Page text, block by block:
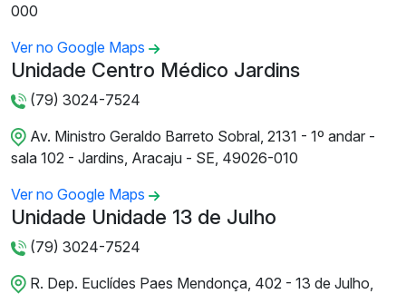
000
Ver no Google Maps
Unidade Centro Médico Jardins
(79) 3024-7524
Av. Ministro Geraldo Barreto Sobral, 2131 - 1º andar -
sala 102 - Jardins, Aracaju - SE, 49026-010
Ver no Google Maps
Unidade Unidade 13 de Julho
(79) 3024-7524
R. Dep. Euclídes Paes Mendonça, 402 - 13 de Julho,